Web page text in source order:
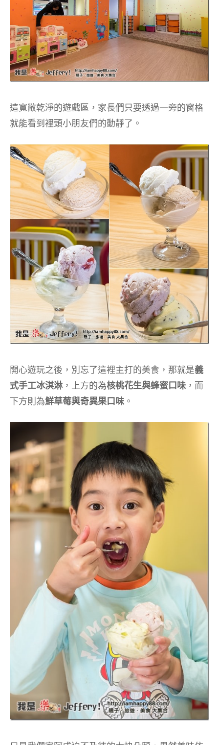
這寬敝乾淨的遊戲區，家長們只要透過一旁的窗格
就能看到裡頭小朋友們的動靜了。
開心遊玩之後，別忘了這裡主打的美食，那就是義
式手工冰淇淋 ，上方的為核桃花生與蜂蜜口味 ，而
下方則為鮮草莓與奇異果口味 。